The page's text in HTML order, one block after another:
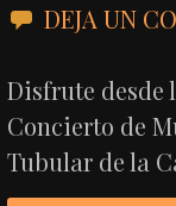
DEJA UN
Disfrute desde
Concierto de
Tubular de la